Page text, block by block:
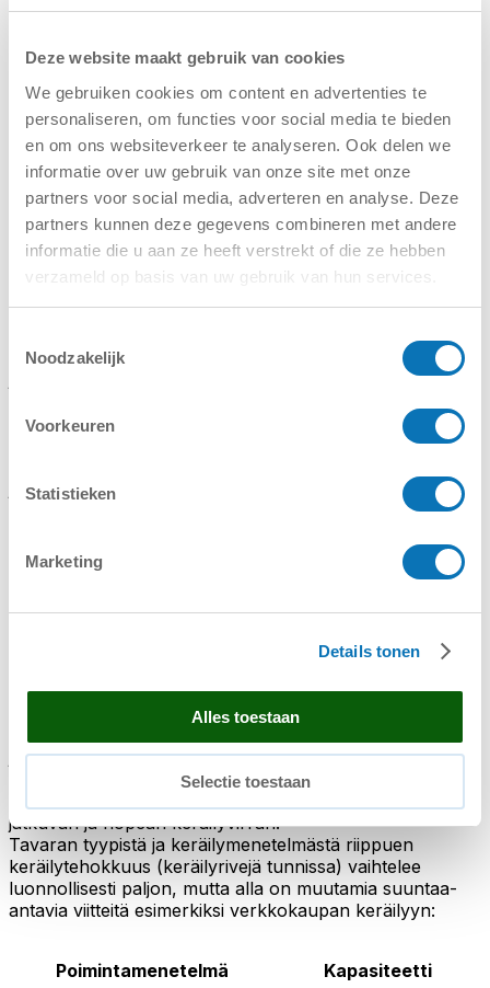
Deze website maakt gebruik van cookies
We gebruiken cookies om content en advertenties te
personaliseren, om functies voor social media te bieden
en om ons websiteverkeer te analyseren. Ook delen we
informatie over uw gebruik van onze site met onze
partners voor social media, adverteren en analyse. Deze
partners kunnen deze gegevens combineren met andere
informatie die u aan ze heeft verstrekt of die ze hebben
verzameld op basis van uw gebruik van hun services.
Noodzakelijk
Voorkeuren
Statistieken
Marketing
Details tonen
Alles toestaan
Selectie toestaan
varastointitilaa / m² lattiapinta-alaa.
Järjestys ja siisteys
Parantunut varastosaldojen hallinta on etu, jonka
paternoster-varaston käyttäjät huomaavat nopeasti
asennuksen jälkeen. Järjestys ja selkeys, eli parantunut
varastosaldojen tarkkuus, eivät useinkaan johdu
esimerkiksi WMS- tai varastohallintajärjestelmän
kaltaisen järjestelmätuen käyttöönotosta, vaan siitä, että
Kun tavarat, varastointi ja keräily keskitetään samaan
paikkaan, työpiste on helposti ulottuvilla, jolloin varasto-
Toinen vaihtoehto on usein se, että juoksentelee
varastohyllyjen välillä keräilylistan kanssa, joka on
jäädä tekemättä, koska menee kahvitauolle tai
Tehokkuus
Jos olet etsimässä (1)karusellivarastotTärkeimmät
ne tuovat mukanaan. Jos ostaa kaksi tai useampia, voi
perusteena.
järjestelmällisyydestä jo yksittäisen karusellivaraston
hankinnassa, mutta keräilyasema, jossa yksi (1) keräilijä
käsittelee kolmea varastoautomaattia, takaa keräilijälle
jatkuvan ja nopean keräilyvirran.
Tavaran tyypistä ja keräilymenetelmästä riippuen
keräilytehokkuus (keräilyrivejä tunnissa) vaihtelee
luonnollisesti paljon, mutta alla on muutamia suuntaa-
antavia viitteitä esimerkiksi verkkokaupan keräilyyn:
Poimintamenetelmä Kapasiteetti